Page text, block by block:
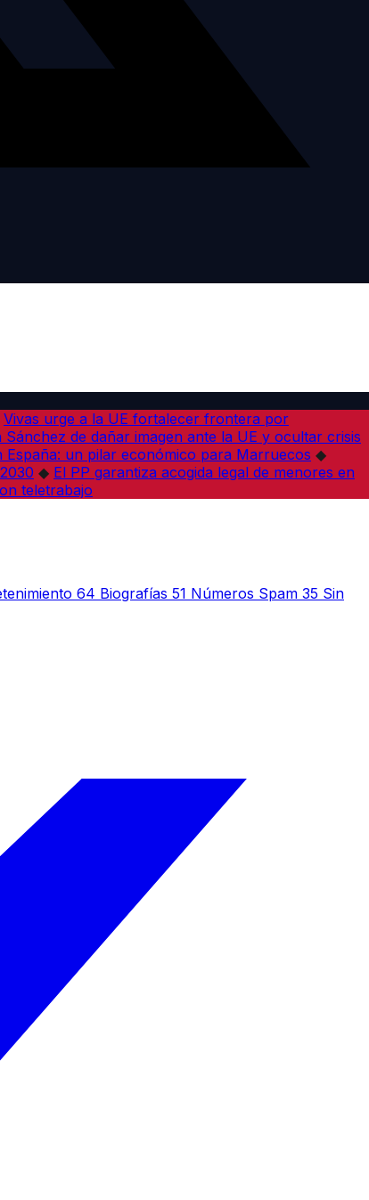
Vivas urge a la UE fortalecer frontera por
Sánchez de dañar imagen ante la UE y ocultar crisis
España: un pilar económico para Marruecos ◆
◆ El PP garantiza acogida legal de menores en
teletrabajo
64 Biografías 51 Números Spam 35 Sin